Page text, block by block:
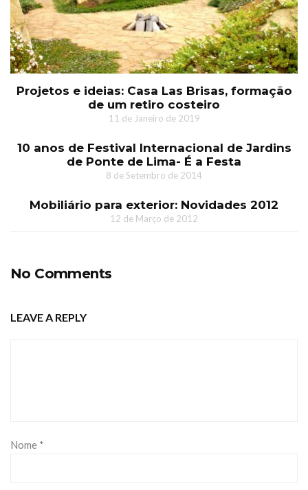
Projetos e ideias: Casa Las Brisas, formação
de um retiro costeiro
11 de Janeiro de 2019
10 anos de Festival Internacional de Jardins
de Ponte de Lima- É a Festa
8 de Setembro de 2014
Mobiliário para exterior: Novidades 2012
12 de Março de 2012
No Comments
LEAVE A REPLY
Nome *